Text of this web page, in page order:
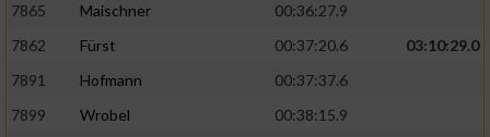
7865
Maischner
00:36:27.9
7862
Fürst 00:37:20.6
03:10:29.0
7891
Hofmann
00:37:37.6
7899
Wrobel
00:38:15.9